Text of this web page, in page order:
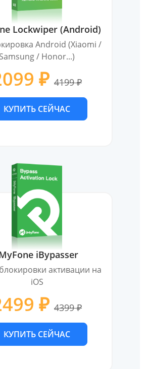
Lockwiper (Android)
Android (Xiaomi /
Samsung / Honor...)
₽ 4199 ₽
КУПИТЬ СЕЙЧАС
iBypasser
активации на
iOS
₽ 4399 ₽
КУПИТЬ СЕЙЧАС